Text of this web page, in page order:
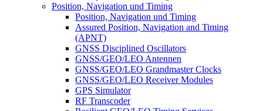
Position, Navigation und Timing
Position, Navigation und Timing
Assured Position, Navigation and Timing
(APNT)
GNSS Disciplined Oscillators
GNSS/GEO/LEO Antennen
GNSS/GEO/LEO Grandmaster Clocks
GNSS/GEO/LEO Receiver Modules
GPS Simulator
RF Transcoder